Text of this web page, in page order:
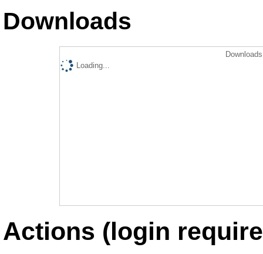
Downloads
Loading...
Actions (login